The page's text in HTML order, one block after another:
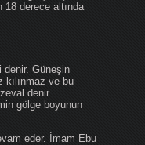
18 derece altında
denir. Güneşin
ve bu
denir.
gölge boyunun
eder. İmam Ebu